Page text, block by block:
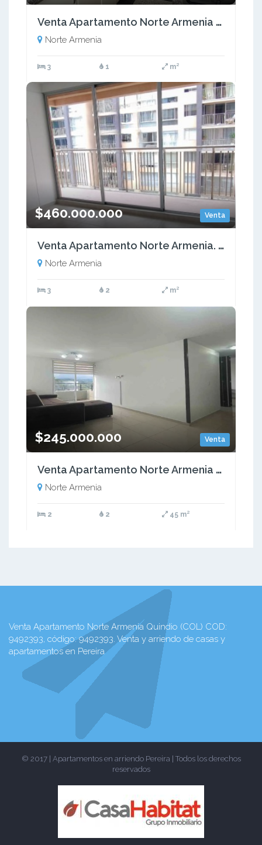
Venta Apartamento Norte Armenia Quindío - Colombia COD: 9615301
Norte Armenia
3 1 m²
Venta
$460.000.000
Venta Apartamento Norte Armenia. Quindío - (COL) COD: 9524356
Norte Armenia
3 2 m²
Venta
$245.000.000
Venta Apartamento Norte Armenia Quindio COD: 9451071
Norte Armenia
2 2 45 m²
Venta Apartamento Norte Armenia Quindio (COL) COD:
9492393, código: 9492393. Venta y arriendo de casas y
apartamentos en Pereira
© 2017 | Apartamentos en arriendo Pereira | Todos los derechos
reservados